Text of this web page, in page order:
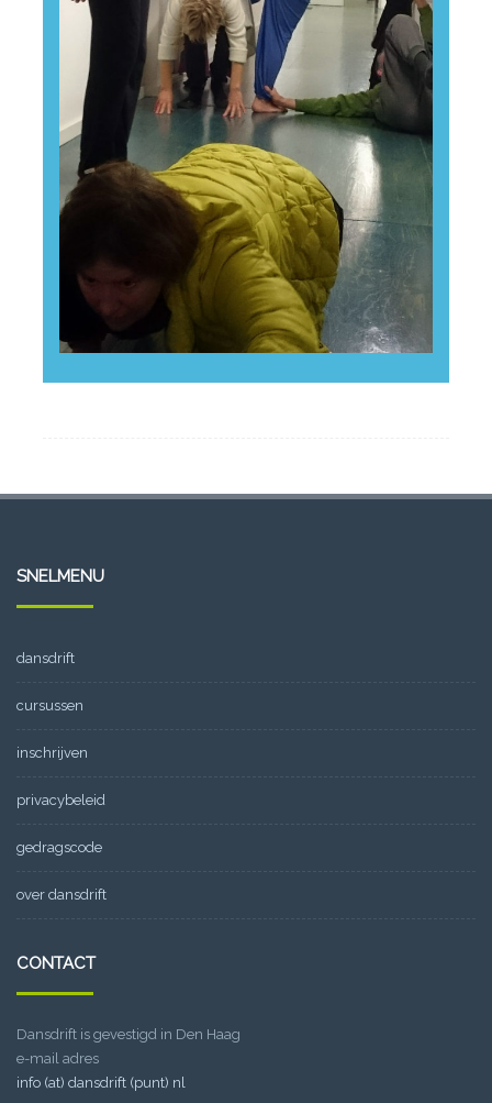
SNELMENU
dansdrift
cursussen
inschrijven
privacybeleid
gedragscode
over dansdrift
CONTACT
Dansdrift is gevestigd in Den Haag
e-mail adres
info (at) dansdrift (punt) nl